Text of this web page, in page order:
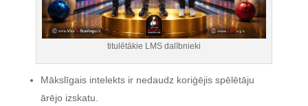
titulētākie LMS dalībnieki
Mākslīgais intelekts ir nedaudz koriģējis spēlētāju
ārējo izskatu.